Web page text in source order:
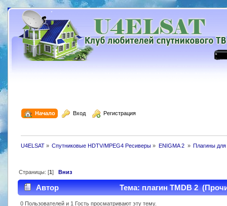
Начало Вход Регистрация
U4ELSAT» Спутниковые HDTV/MPEG4 Ресиверы » ENIGMA 2 » Плагины для
Страницы: [1] Вниз
Автор Тема: плагин TMDB 2
0 Пользователей и 1 Гость просматривают эту тему.